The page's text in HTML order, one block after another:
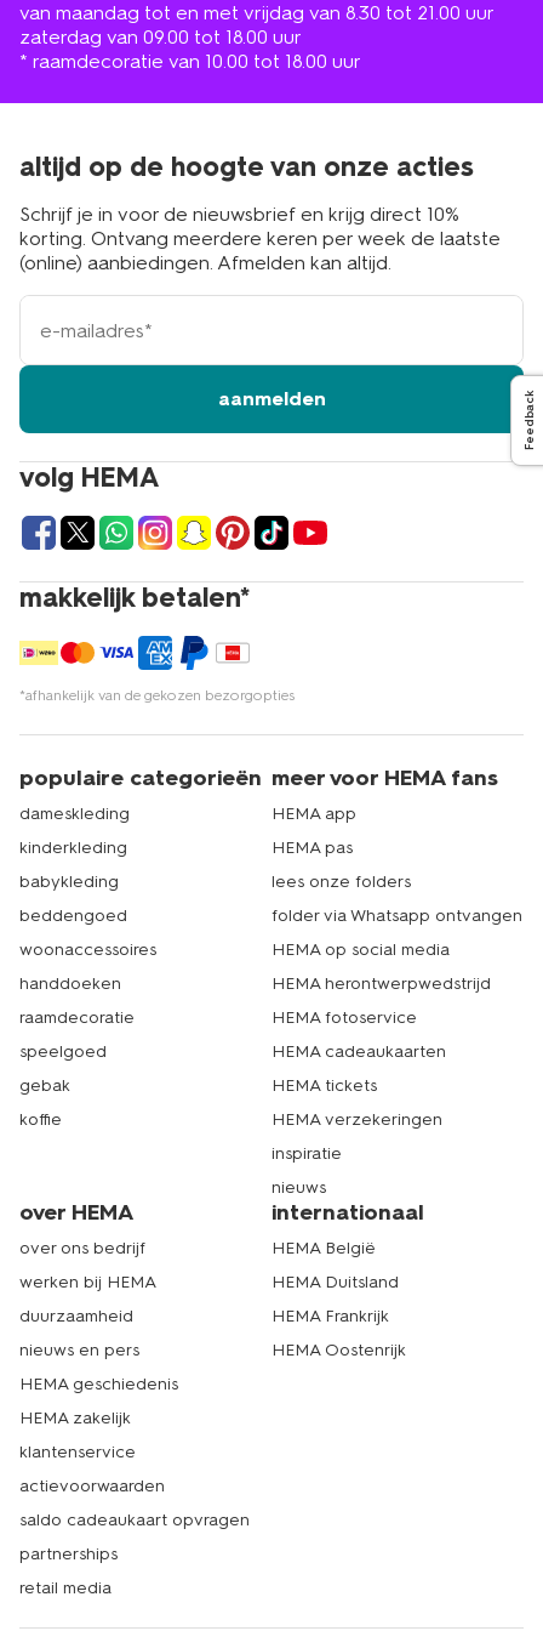
van maandag tot en met vrijdag van 8.30 tot 21.00 uur
zaterdag van 09.00 tot 18.00 uur
* raamdecoratie van 10.00 tot 18.00 uur
volg HEMA
makkelijk betalen*
*afhankelijk van de gekozen bezorgopties
altijd op de hoogte van onze acties
Schrijf je in voor de nieuwsbrief en krijg direct 10%
korting. Ontvang meerdere keren per week de laatste
(online) aanbiedingen. Afmelden kan altijd.
e-
mailadres
aanmelden
populaire categorieën
dameskleding
kinderkleding
babykleding
beddengoed
woonaccessoires
handdoeken
raamdecoratie
speelgoed
gebak
koffie
meer voor HEMA fans
HEMA app
HEMA pas
lees onze folders
folder via Whatsapp ontvangen
HEMA op social media
HEMA herontwerpwedstrijd
HEMA fotoservice
HEMA cadeaukaarten
HEMA tickets
HEMA verzekeringen
inspiratie
nieuws
over HEMA
over ons bedrijf
werken bij HEMA
duurzaamheid
nieuws en pers
HEMA geschiedenis
HEMA zakelijk
klantenservice
actievoorwaarden
saldo cadeaukaart opvragen
partnerships
retail media
internationaal
HEMA België
HEMA Duitsland
HEMA Frankrijk
HEMA Oostenrijk
Feedback